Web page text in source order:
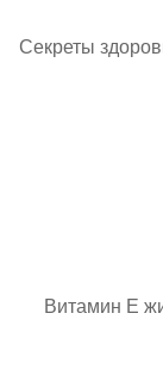
Секреты
Витамин Е